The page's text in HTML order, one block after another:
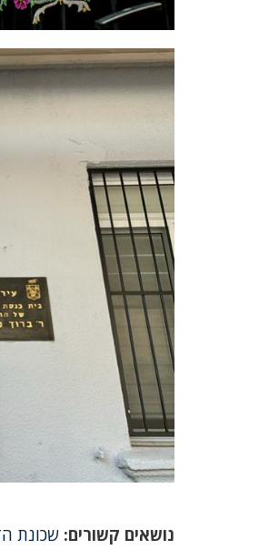
נושאים קשורים:שכונת